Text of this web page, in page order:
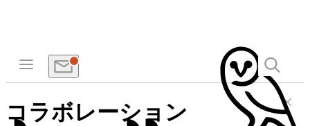
コラボレーション